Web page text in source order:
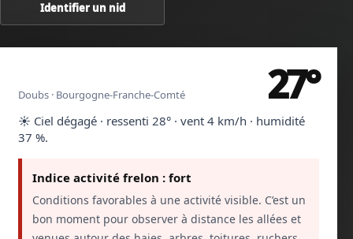
Identifier un nid
Doubs · Bourgogne-Franche-Comté 27°
☀️ Ciel dégagé · ressenti 28° · vent 4 km/h · humidité
37 %.
Indice activité frelon : fort
Conditions favorables à une activité visible. C’est un
bon moment pour observer à distance les allées et